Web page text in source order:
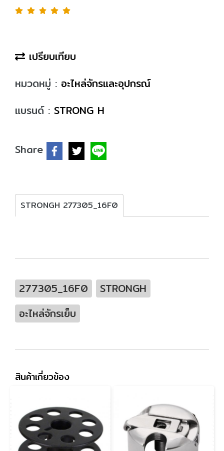
เปรียบเทียบ
หมวดหมู่ : อะไหล่จักรและอุปกรณ์
แบรนด์ : STRONG H
Share
STRONGH 277305_16F0
277305_16F0
STRONGH
อะไหล่จักรเย็บ
สินค้าเกี่ยวข้อง